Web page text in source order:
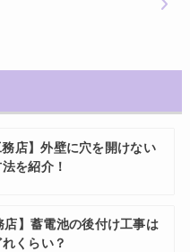
務店】外壁に穴を開けない
を紹介！
店】蓄電池の後付け工事は
くらい？